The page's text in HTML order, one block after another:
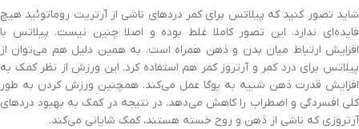
شاید تصور کنید که پیلاتس برای کمر دردهای ناشی از آرتریت روماتوئید هیچ
فایده‌ای ندارد. این تصور کاملا غلط بوده و اصلا چنین نیست. پیلاتس با
افزایش ارتباط میان بدن و ذهن همراه است. به همین دلیل هم می‌توان از
پیلاتس برای درد کمر و آرتروز کمر هم استفاده کرد. این ورزش از نظر کمک به
افزایش قدرت ذهن شبیه به یوگا عمل می‌کند. همچنین ورزش کردن به طور
کلی افسردگی و اضطراب را کاهش می‌دهد. در نتیجه در کمک به بهبود دردهای
آرتروزی که ناشی از ذهن و روح خسته هستند، کمک شایانی می‌کند.